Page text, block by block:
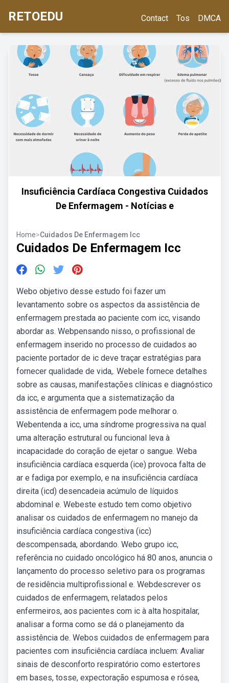
RETOEDU Contact Tos DMCA
Insuficiência Cardíaca Congestiva Cuidados
De Enfermagem - Notícias e
Home>Cuidados De Enfermagem Icc
Cuidados De Enfermagem Icc
Webo objetivo desse estudo foi fazer um
levantamento sobre os aspectos da assistência de
enfermagem prestada ao paciente com icc, visando
abordar as. Webpensando nisso, o profissional de
enfermagem inserido no processo de cuidados ao
paciente portador de ic deve traçar estratégias para
fornecer qualidade de vida,. Webele fornece detalhes
sobre as causas, manifestações clínicas e diagnóstico
da icc, e argumenta que a sistematização da
assistência de enfermagem pode melhorar o.
Webentenda a icc, uma síndrome progressiva na qual
uma alteração estrutural ou funcional leva à
incapacidade do coração de ejetar o sangue. Weba
insuficiência cardíaca esquerda (ice) provoca falta de
ar e fadiga por exemplo, e na insuficiência cardíaca
direita (icd) desencadeia acúmulo de líquidos
abdominal e. Webeste estudo tem como objetivo
analisar os cuidados de enfermagem no manejo da
insuficiência cardíaca congestiva (icc)
descompensada, abordando. Webo grupo icc,
referência no cuidado oncológico há 80 anos, anuncia o
lançamento do processo seletivo para os programas
de residência multiprofissional e. Webdescrever os
cuidados de enfermagem, relatados pelos
enfermeiros, aos pacientes com ic à alta hospitalar,
analisar a forma como se dá o planejamento da
assistência de. Webos cuidados de enfermagem para
pacientes com insuficiência cardíaca incluem: Avaliar
sinais de desconforto respiratório como estertores
em bases, tosse, expectoração espumosa e rósea,